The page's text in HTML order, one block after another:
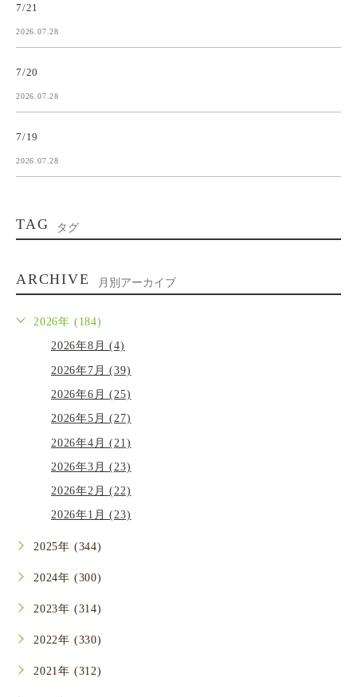
7/21
2026.07.28
7/20
2026.07.28
7/19
2026.07.28
TAG タグ
ARCHIVE 月別アーカイブ
2026年 (184)
2026年8月 (4)
2026年7月 (39)
2026年6月 (25)
2026年5月 (27)
2026年4月 (21)
2026年3月 (23)
2026年2月 (22)
2026年1月 (23)
2025年 (344)
2024年 (300)
2023年 (314)
2022年 (330)
2021年 (312)